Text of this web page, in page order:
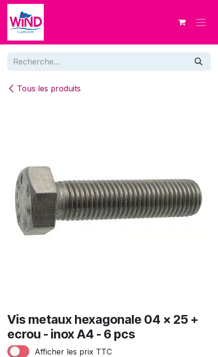
Se rendre au contenu
Tous les produits
Vis metaux hexagonale 04 x 25 +
ecrou - inox A4 - 6 pcs
Afficher les prix TTC